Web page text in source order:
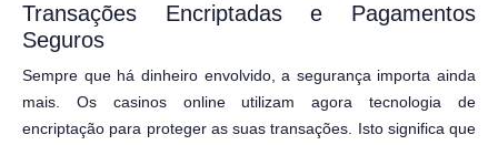
Transações Encriptadas e Pagamentos
Seguros
Sempre que há dinheiro envolvido, a segurança importa ainda
mais. Os casinos online utilizam agora tecnologia de
encriptação para proteger as suas transações. Isto significa que